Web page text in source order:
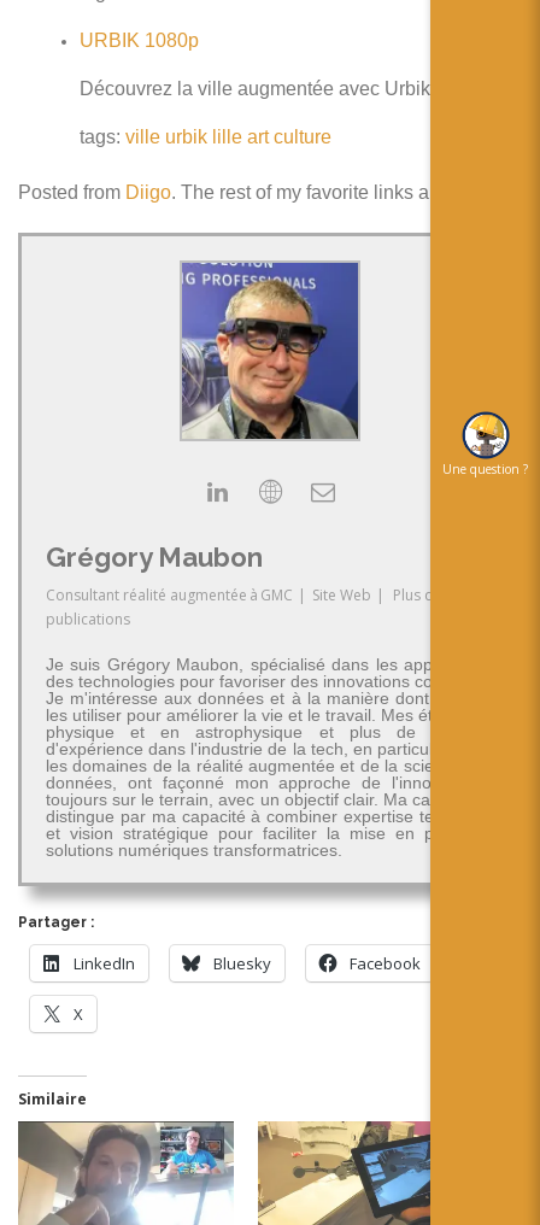
URBIK 1080p
Découvrez la ville augmentée avec Urbik à Lille
tags: ville urbik lille art culture
Posted from Diigo. The rest of my favorite links are
Grégory Maubon
Consultant réalité augmentée à GMC | Site Web |
Plus de
publications
Je suis Grégory Maubon, spécialisé dans les applications
des technologies pour favoriser des innovations concrètes.
Je m'intéresse aux données et à la manière dont on peut
les utiliser pour améliorer la vie et le travail. Mes études en
physique et en astrophysique et plus de 30 ans
d'expérience dans l'industrie de la tech, en particulier dans
les domaines de la réalité augmentée et de la science des
données, ont façonné mon approche de l'innovation -
toujours sur le terrain, avec un objectif clair. Ma carrière se
distingue par ma capacité à combiner expertise technique
et vision stratégique pour faciliter la mise en place de
solutions numériques transformatrices.
Partager :
LinkedIn Bluesky Facebook
X
Similaire
Une question ?